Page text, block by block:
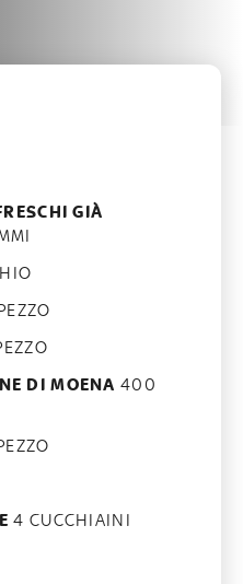
GIÀ
DI MOENA 400
4 CUCCHIAINI